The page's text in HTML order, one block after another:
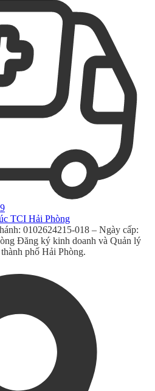
TCI Hải Phòng
0102624215-018 – Ngày cấp:
Đăng ký kinh doanh và Quản lý
phố Hải Phòng.